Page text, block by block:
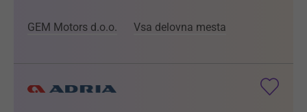
GEM Motors d.o.o. Vsa delovna mesta